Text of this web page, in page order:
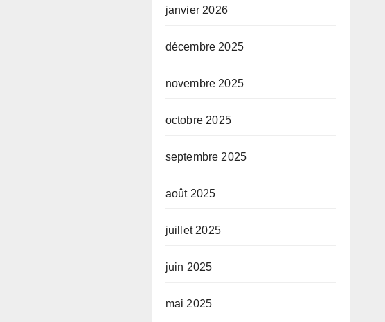
janvier 2026
décembre 2025
novembre 2025
octobre 2025
septembre 2025
août 2025
juillet 2025
juin 2025
mai 2025